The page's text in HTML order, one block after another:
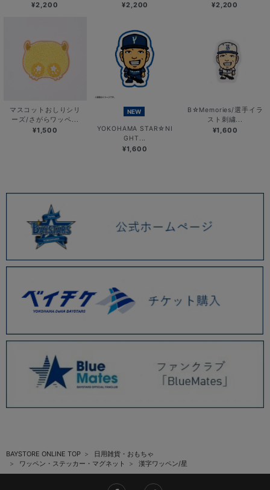
¥2,200 ¥2,200 ¥2,200
マスコットおしりシリ
ーズ/さがらワッペ...
¥1,500
NEW
YOKOHAMA STAR☆NI
GHT...
¥1,600
B☆Memories/選手イラ
スト刺繍...
¥1,600
BAYSTORE ONLINE TOP
日用雑貨・おもちゃ
ワッペン・ステッカー・マグネット
漢字ワッペン/星